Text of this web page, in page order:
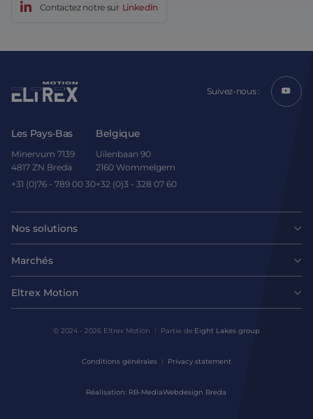
Contactez notre sur LinkedIn
Suivez-nous :
Les Pays-Bas
Minervum 7139
4817 ZN Breda
+31 (0)76 - 789 00 30
Belgique
Uilenbaan 90
2160 Wommelgem
+32 (0)3 - 328 07 60
Nos solutions
Moteurs
Entraînements et contrôleurs
Mécanique
Solutions de contrôle de mouvement
Marchés
Agroalimentaire
Sciences de la vie
Environnements difficiles
Eltrex Motion
© 2024 - 2026 Eltrex Motion Partie de Eight Lakes group
Conditions générales Privacy statement
Réalisation: RB-MediaWebdesign Breda